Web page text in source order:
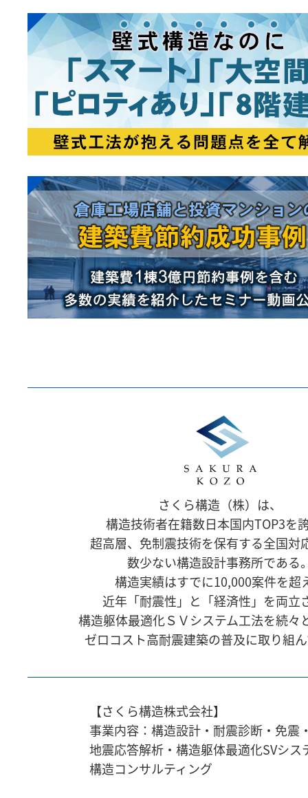
さくら構造（株）は、
構造技術者在籍数日本国内TOP3を
超高層、免制震技術を保有する全国対
数少ない構造設計事務所である
構造実績はすでに10,000案件を超
近年「耐震性」と「経済性」を両立
構造躯体最適化ＳＶシステム工法を続々
ゼロコスト高耐震建築の普及に取り組
【さくら構造株式会社】
事業内容：構造設計・耐震診断・免震
地震応答解析・ 構造躯体最適化SVシス
構造コンサルティング